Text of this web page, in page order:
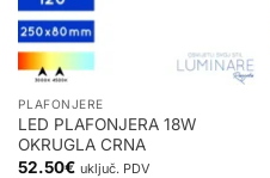
PLAFONJERE
LED PLAFONJERA 18W
OKRUGLA CRNA
52.50€ uključ. PDV